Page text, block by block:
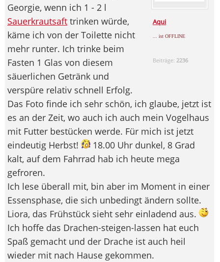
Aqui
... ist OFFLINE
Beiträge: 2236
Georgie, wenn ich 1 - 2 l
Sauerkrautsaft trinken würde,
käme ich von der Toilette nicht
mehr runter. Ich trinke beim
Fasten 1 Glas von diesem
säuerlichen Getränk und
verspüre relativ schnell Erfolg.
Das Foto finde ich sehr schön, ich glaube, jetzt ist
es an der Zeit, wo auch ich auch mein Vogelhaus
mit Futter bestücken werde. Für mich ist jetzt
eindeutig Herbst!
18.00 Uhr dunkel, 8 Grad
kalt, auf dem Fahrrad hab ich heute mega
gefroren.
Ich lese überall mit, bin aber im Moment in einer
Essensphase, die sich unbedingt ändern sollte.
Liora, das Frühstück sieht sehr einladend aus.
Ich hoffe das Drachen-steigen-lassen hat euch
Spaß gemacht und der Drache ist auch heil
wieder mit nach Hause gekommen.